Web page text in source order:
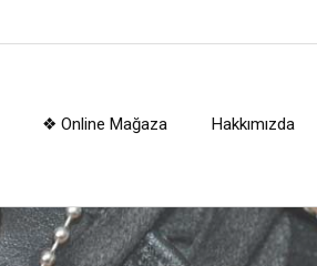
❖ Online Mağaza Hakkımızda